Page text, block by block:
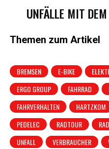
UNFÄLLE MIT
Themen zum Artikel
BREMSEN E-BIKE
ERGO GROUP
FAHRRAD
FAHRVERHALTEN
HARTZKOM
PEDELEC
RADTOUR
UNFALL
VERBRAUCHER